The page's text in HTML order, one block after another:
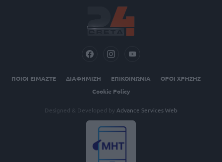
ΠΟΙΟΙ ΕΙΜΑΣΤΕ ΔΙΑΦΗΜΙΣΗ ΕΠΙΚΟΙΝΩΝΙΑ
ΟΡΟΙ ΧΡΗΣΗΣ
Cookie Policy
Designed & Developed by Advance Services Web